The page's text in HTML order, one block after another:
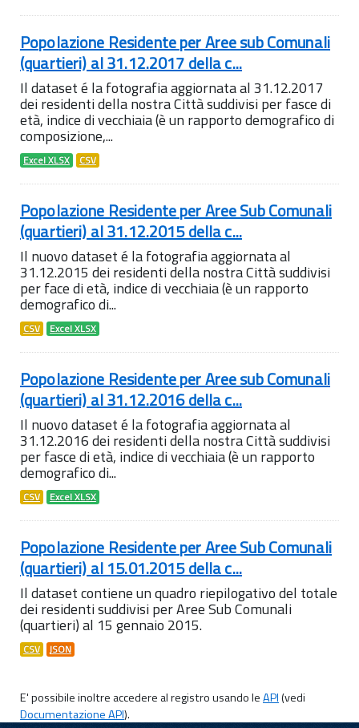
Popolazione Residente per Aree sub Comunali
(quartieri) al 31.12.2017 della c...
Il dataset é la fotografia aggiornata al 31.12.2017
dei residenti della nostra Città suddivisi per fasce di
età, indice di vecchiaia (è un rapporto demografico di
composizione,...
Excel XLSX CSV
Popolazione Residente per Aree Sub Comunali
(quartieri) al 31.12.2015 della c...
Il nuovo dataset é la fotografia aggiornata al
31.12.2015 dei residenti della nostra Città suddivisi
per face di età, indice di vecchiaia (è un rapporto
demografico di...
CSV Excel XLSX
Popolazione Residente per Aree sub Comunali
(quartieri) al 31.12.2016 della c...
Il nuovo dataset é la fotografia aggiornata al
31.12.2016 dei residenti della nostra Città suddivisi
per fasce di età, indice di vecchiaia (è un rapporto
demografico di...
CSV Excel XLSX
Popolazione Residente per Aree Sub Comunali
(quartieri) al 15.01.2015 della c...
Il dataset contiene un quadro riepilogativo del totale
dei residenti suddivisi per Aree Sub Comunali
(quartieri) al 15 gennaio 2015.
CSV JSON
E' possibile inoltre accedere al registro usando leAPI(vedi
Documentazione API).